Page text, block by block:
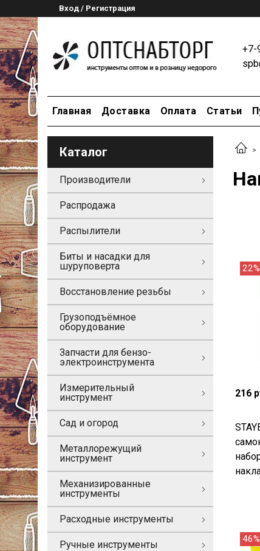
Вход / Регистрация
+7-
Главная Доставка Оплата Статьи
22%
216
46%
Каталог
Производители
Распродажа
Распылители
Биты и насадки для
шуруповерта
Восстановление резьбы
Грузоподъёмное
оборудование
Запчасти для бензо-
электроинструмента
Измерительный
инструмент
Сад и огород
Металлорежущий
инструмент
Механизированные
инструменты
Расходные инструменты
Ручные инструменты